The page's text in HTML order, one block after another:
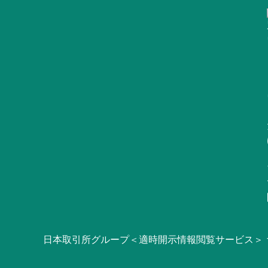
日本取引所グループ＜適時開示情報閲覧サービス＞